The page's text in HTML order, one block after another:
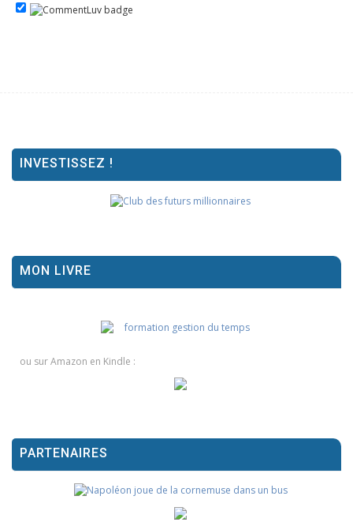
INVESTISSEZ !
MON LIVRE
ou sur Amazon en Kindle :
PARTENAIRES